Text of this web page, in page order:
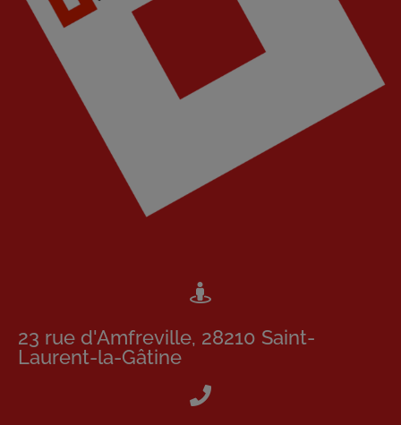
23 rue d'Amfreville, 28210 Saint-
Laurent-la-Gâtine